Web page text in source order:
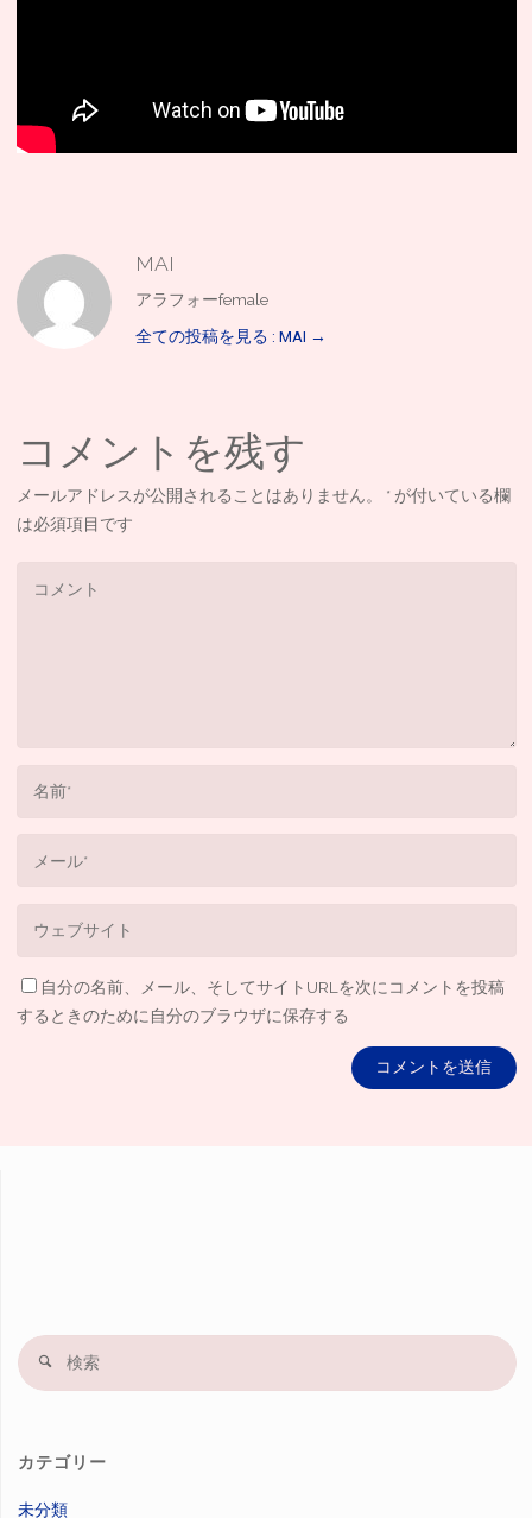
MAI
アラフォーfemale
全ての投稿を見る : MAI →
コメントを残す
メールアドレスが公開されることはありません。 * が付いている欄
は必須項目です
自分の名前、メール、そしてサイトURLを次にコメントを投稿
するときのために自分のブラウザに保存する
検
カテゴリー
未分類